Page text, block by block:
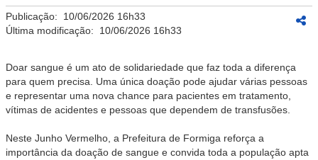
Publicação: 10/06/2026 16h33
Última modificação: 10/06/2026 16h33
Doar sangue é um ato de solidariedade que faz toda a diferença
para quem precisa. Uma única doação pode ajudar várias pessoas
e representar uma nova chance para pacientes em tratamento,
vítimas de acidentes e pessoas que dependem de transfusões.
Neste Junho Vermelho, a Prefeitura de Formiga reforça a
importância da doação de sangue e convida toda a população apta